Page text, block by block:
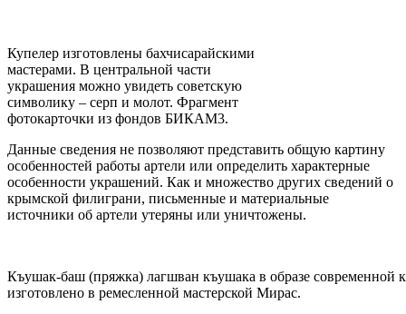
Купелер изготовлены бахчисарайскими
мастерами. В центральной части
украшения можно увидеть советскую
символику – серп и молот. Фрагмент
фотокарточки из фондов БИКАМ3.
Данные сведения не позволяют представить общую картину
особенностей работы артели или определить характерные
особенности украшений. Как и множество других сведений о
крымской филиграни, письменные и материальные
источники об артели утеряны или уничтожены.
Къушак-баш (пряжка) лагшван къушака в образе современной
изготовлено в ремесленной мастерской Мирас.